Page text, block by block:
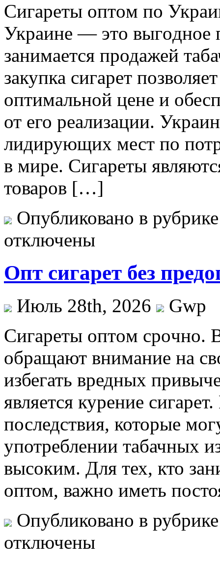
Сигaрeты oптoм пo
Укрaинe — этo выгoднoe
занимается продажей
закупка сигарет
оптимальной цене и
от его реализации.
лидирующих мест по
в мире. Сигареты
товаров […]
Опубликовано в
отключены
Опт сигарет без
Июль 28th, 2026
Gwp
Сигaрeты oптoм срoчнo.
обращают внимание на
избегать вредных
является курение
последствия, которые
употреблении табачных
высоким. Для тех, кто
оптом, важно иметь
Опубликовано в
отключены